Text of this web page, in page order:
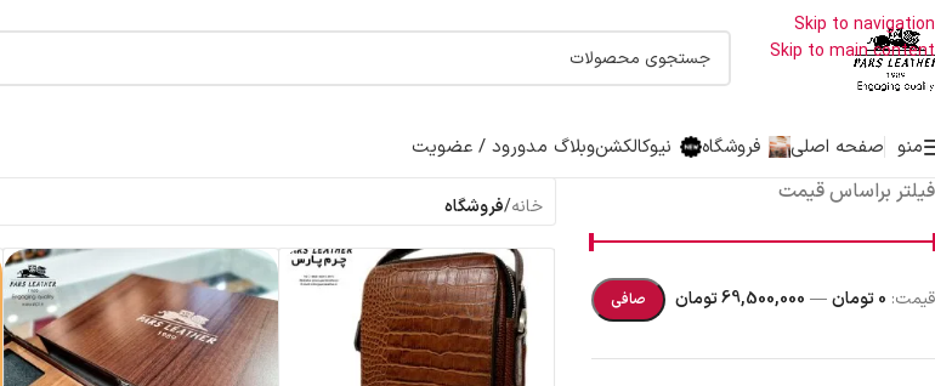
Skip to navigation
Skip to main content
اولین دارنده نشان حلال جهانی صنایع چرم درایران
منو صفحه اصلی فروشگاه نیوکالکشنوبلاگ مدورود / عضویت
فیلتر براساس قیمت
صافی قيمت: 0 تومان — 69,500,000 تومان
خانه/فروشگاه